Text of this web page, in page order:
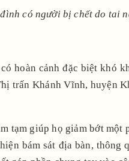
có người bị chết do tai
hoàn cảnh đặc biệt khó
trấn Khánh Vĩnh, huyện
tạm giúp họ giảm bớt một
bám sát địa bàn, thông